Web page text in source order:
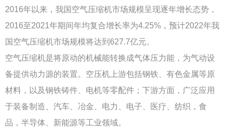
2016年以来，我国空气压缩机市场规模呈现逐年增长态势，
2016至2021年期间年均复合增长率为4.25%，预计2022年我
国空气压缩机市场规模将达到627.7亿元。
空气压缩机是将原动的机械能转换成气体压力能，为气动设
备提供动力源的装置。空压机上游包括钢铁、有色金属等原
材料，以及钢铁铸件、电机等零配件；下游方面，广泛应用
于装备制造、汽车、冶金、电力、电子、医疗、纺织，食
品，半导体、新能源等工业领域。